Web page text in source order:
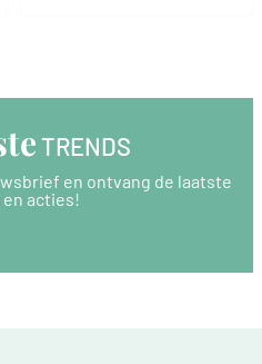
TRENDS
en ontvang de laatste
acties!